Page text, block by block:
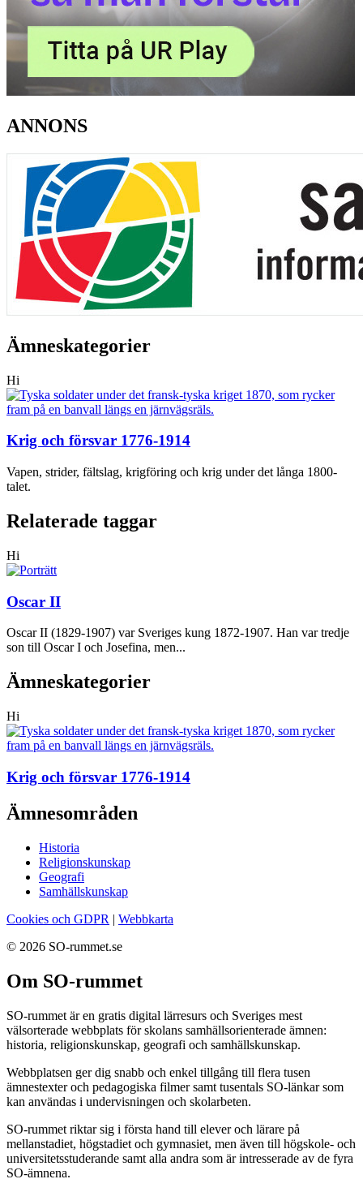
ANNONS
Ämneskategorier
Hi
Krig och försvar 1776-1914
Vapen, strider, fältslag, krigföring och krig under det långa 1800-
talet.
Relaterade taggar
Hi
Oscar II
Oscar II (1829-1907) var Sveriges kung 1872-1907. Han var tredje
son till Oscar I och Josefina, men...
Ämneskategorier
Hi
Krig och försvar 1776-1914
Ämnesområden
Historia
Religionskunskap
Geografi
Samhällskunskap
Cookies och GDPR | Webbkarta
© 2026 SO-rummet.se
Om SO-rummet
SO-rummet är en gratis digital lärresurs och Sveriges mest
välsorterade webbplats för skolans samhällsorienterade ämnen:
historia, religionskunskap, geografi och samhällskunskap.
Webbplatsen ger dig snabb och enkel tillgång till flera tusen
ämnestexter och pedagogiska filmer samt tusentals SO-länkar som
kan användas i undervisningen och skolarbeten.
SO-rummet riktar sig i första hand till elever och lärare på
mellanstadiet, högstadiet och gymnasiet, men även till högskole- och
universitetsstuderande samt alla andra som är intresserade av de fyra
SO-ämnena.